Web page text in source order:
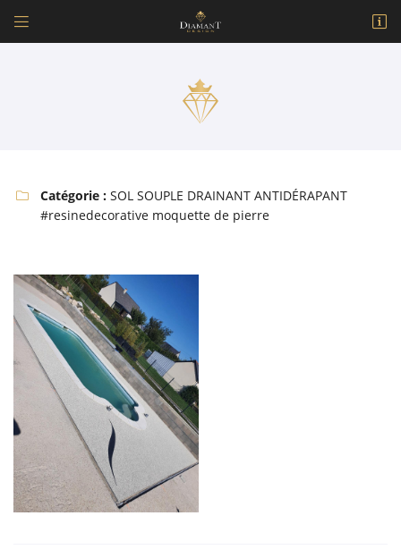
 
171 Avenue Raoul Aladenize
 Adresse email de réception
En cochant cette case, vous consentez à recevoir nos propositions commerciales à
l'adresse email indiqué ci-dessus. Vous pouvez vous désinscrire à tout moment en
utilisantle formulaire de désinscription
INSCRIPTION
 Catégorie : SOL SOUPLE DRAINANT ANTIDÉRAPANT
#resinedecorative moquette de pierre